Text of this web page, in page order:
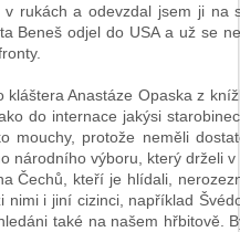
rukách a odevzdal jsem ji na
Beneš odjel do USA a už se
kláštera Anastáze Opaska z
do internace jakýsi
mouchy, protože neměli
národního výboru, který drželi
Čechů, kteří je hlídali,
nimi i jiní cizinci, například
také na našem hřbitově.